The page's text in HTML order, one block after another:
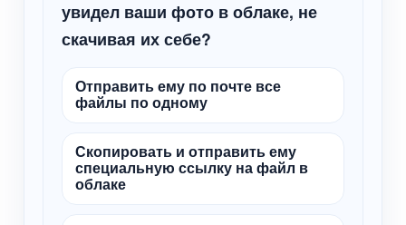
увидел ваши фото в облаке, не
скачивая их себе?
Отправить ему по почте все
файлы по одному
Скопировать и отправить ему
специальную ссылку на файл в
облаке